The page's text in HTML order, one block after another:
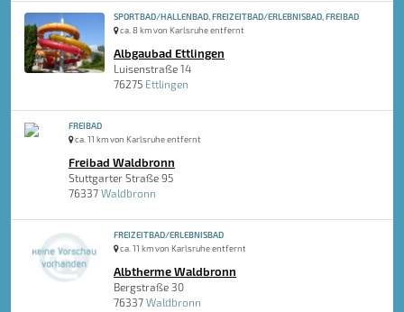
SPORTBAD/HALLENBAD, FREIZEITBAD/ERLEBNISBAD, FREIBAD
ca. 8 km von Karlsruhe entfernt
Albgaubad Ettlingen
Luisenstraße 14
76275 Ettlingen
FREIBAD
ca. 11 km von Karlsruhe entfernt
Freibad Waldbronn
Stuttgarter Straße 95
76337 Waldbronn
FREIZEITBAD/ERLEBNISBAD
ca. 11 km von Karlsruhe entfernt
Albtherme Waldbronn
Bergstraße 30
76337 Waldbronn